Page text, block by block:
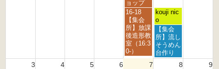
2
6
2
2
月
3
s
t
2
0
2
ョップ
1
s
t
2
0
2
6
6
金
曜
日,
7
月
3
1
16-18
【集会
所】放課
後造形教
室（16:3
0-）
土
曜
日,
8
月
1
s
kouji nic
o
土
曜
日,
8
月
【集会
所】流し
そうめん
台作り
3 4 5 6 7 8 9